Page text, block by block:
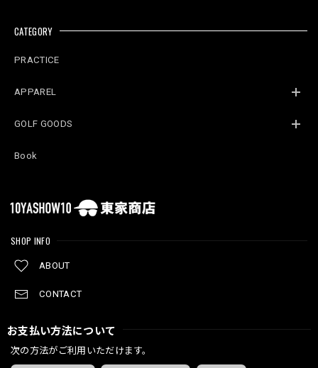
CATEGORY
PRACTICE
APPAREL
GOLF GOODS
Book
SHOP INFO
ABOUT
CONTACT
お支払い方法について
次の方法がご利用いただけます。